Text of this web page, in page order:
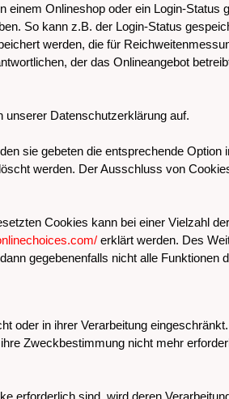
Onlineshop oder ein Login-Status
So kann z.B. der Login-Status
werden, die für
der das Onlineangebot
unserer Datenschutzerklärung auf.
sie gebeten die entsprechende
werden. Der Ausschluss von
Cookies kann bei einer Vielzahl
erklärt werden. Des
gegebenenfalls nicht alle Funktionen
oder in ihrer Verarbeitung
Zweckbestimmung nicht mehr